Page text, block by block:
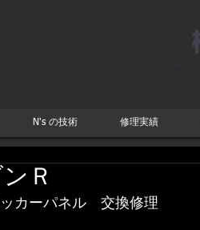
N's の技術 修理実績
Ｒ
カーパネル　交換修理